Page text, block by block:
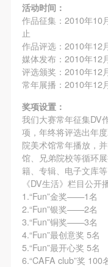
活动时间：
作品征集：2010年
止
作品评选：2010年
媒体发布：2010年
评选颁奖：2010年
常年展播：2010年
奖项设置：
我们大赛常年征集DV
项，年终将评选出年
院美术馆常年播放，
馆、兄弟院校等循环
籍、专辑、电子文库
《DV生活》栏目公开
1.“Fun”金奖——1名
2.“Fun”银奖——2名
3.“Fun”铜奖——3名
4.“Fun”最创意奖 5名
5.“Fun”最开心奖 5名
6.“CAFA club”奖 100